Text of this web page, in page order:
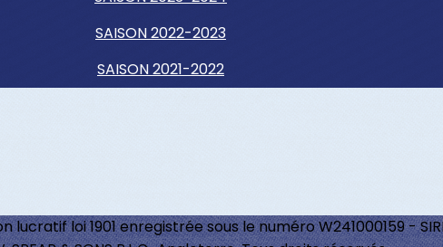
SAISON 2022-2023
SAISON 2021-2022
loi 1901 enregistrée sous le numéro W241000159 -